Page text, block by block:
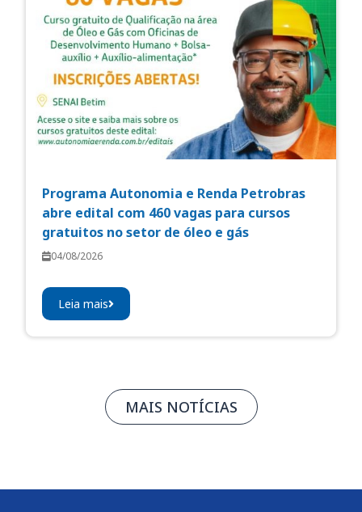
Programa Autonomia e Renda Petrobras
abre edital com 460 vagas para cursos
gratuitos no setor de óleo e gás
04/08/2026
Leia mais
MAIS NOTÍCIAS